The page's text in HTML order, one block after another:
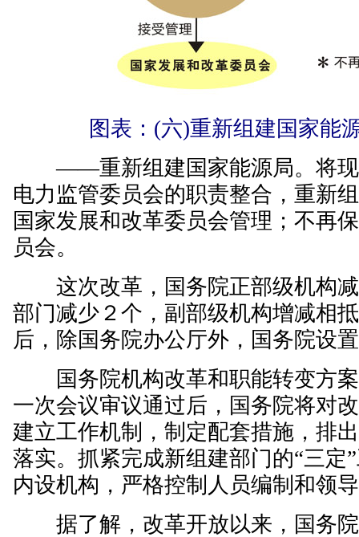
图表：(六)重新组建国家能
——重新组建国家能源局。将现
电力监管委员会的职责整合，重新
国家发展和改革委员会管理；不再
员会。
这次改革，国务院正部级机构减
部门减少２个，副部级机构增减相
后，除国务院办公厅外，国务院设
国务院机构改革和职能转变方案
一次会议审议通过后，国务院将对
建立工作机制，制定配套措施，排
落实。抓紧完成新组建部门的“三定
内设机构，严格控制人员编制和领
据了解，改革开放以来，国务院